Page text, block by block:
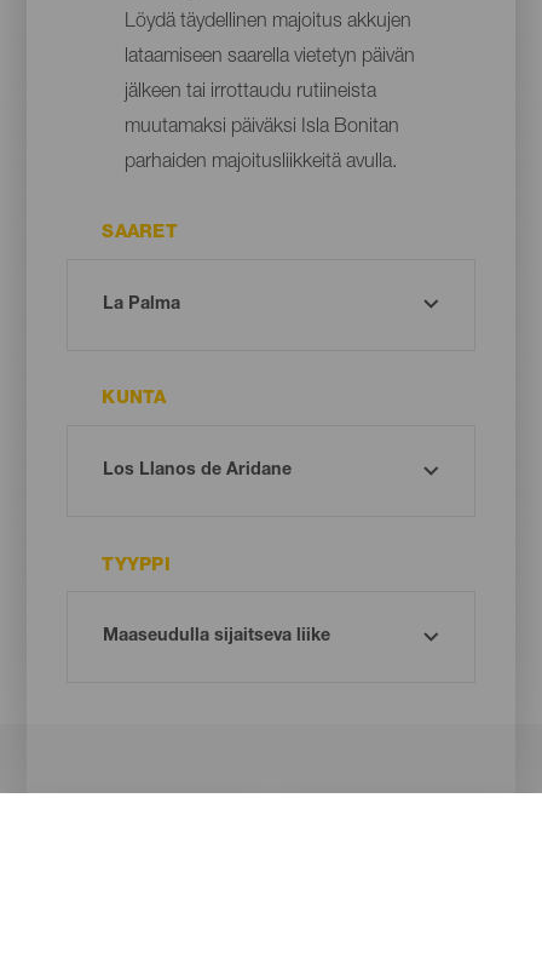
Löydä täydellinen majoitus akkujen
lataamiseen saarella vietetyn päivän
jälkeen tai irrottaudu rutiineista
muutamaksi päiväksi Isla Bonitan
parhaiden majoitusliikkeitä avulla.
SAARET
KUNTA
TYYPPI